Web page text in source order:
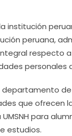
institución
peruana,
respecto
personales
que ofrecen
para
estudios.